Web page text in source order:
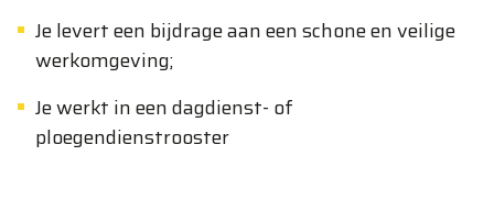
Je levert een bijdrage aan een schone en veilige
werkomgeving;
Je werkt in een dagdienst- of
ploegendienstrooster